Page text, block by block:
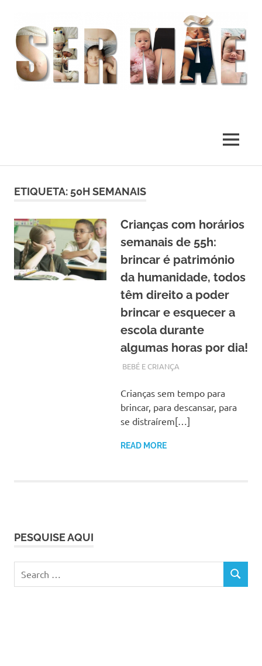
MENU
ETIQUETA: 50H SEMANAIS
Crianças com horários
semanais de 55h:
brincar é património
da humanidade, todos
têm direito a poder
brincar e esquecer a
escola durante
algumas horas por dia!
OUTUBRO 30, 2017
ADMIN
BEBÉ E CRIANÇA
Crianças sem tempo para
brincar, para descansar, para
se distraírem[…]
READ MORE
PESQUISE AQUI
for:
SEARCH